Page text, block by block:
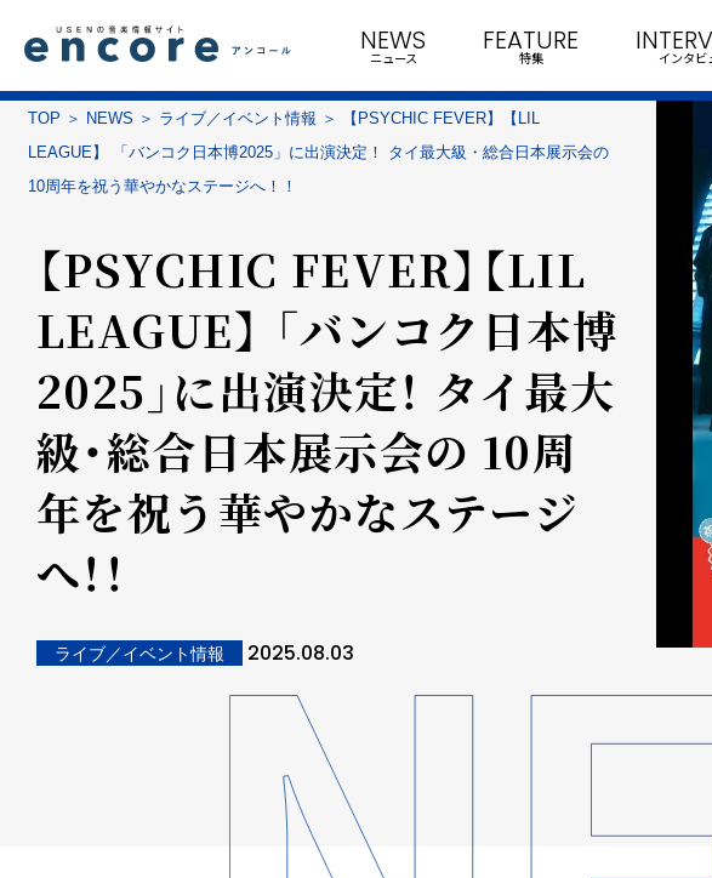
NEWS
ニュース
FEATURE
特集 インタビ
TOP NEWS ライブ／イベント情報
【PSYCHIC FEVER】【LIL
LEAGUE】 「バンコク日本博2025」に出演決定！ タイ最大級・総合日本展示会の
10周年を祝う華やかなステージへ！！
【PSYCHIC FEVER】【LIL
LEAGUE】 「バンコク日本博
2025」に出演決定！ タイ最大
級・総合日本展示会の 10周
年を祝う華やかなステージ
へ！！
ライブ／イベント情報 2025.08.03